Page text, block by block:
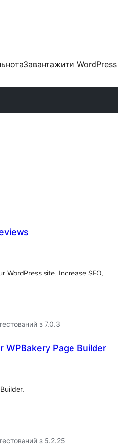
Завантажити WordPress
WordPress site. Increase SEO,
з 7.0.3
WPBakery Page Builder
з 5.2.25